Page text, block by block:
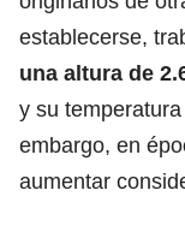
establecerse,
una altura de
y su
embargo, en
aumentar